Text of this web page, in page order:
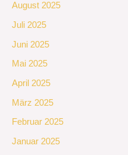
August 2025
Juli 2025
Juni 2025
Mai 2025
April 2025
März 2025
Februar 2025
Januar 2025